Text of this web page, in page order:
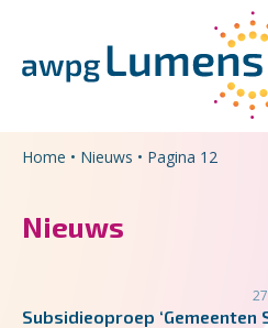
Home • Nieuws • Pagina 12
Nieuws
Subsidieoproep ‘Gemeenten